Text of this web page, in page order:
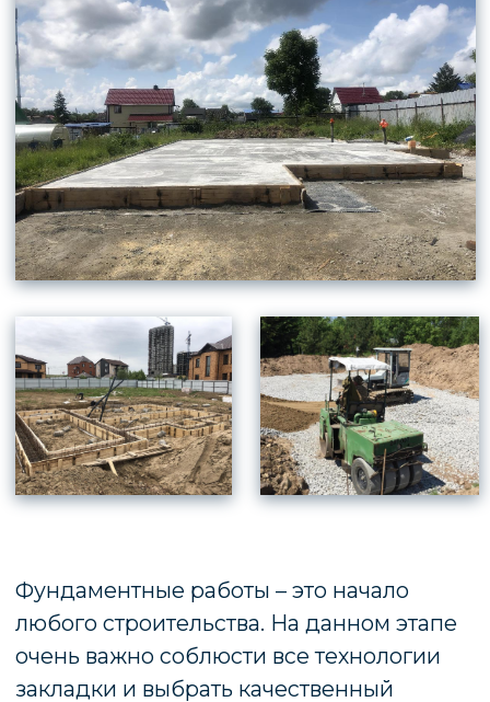
КРОВЕЛЬНЫЕ И
ФАСАДНЫЕ РАБОТЫ
завершающим и очень важным этапом в
возведении зданий. Их необходимо
провести максимально качественно,
иначе в один из дождливых дней начнет
подтекать потолок, а в снежную погоду